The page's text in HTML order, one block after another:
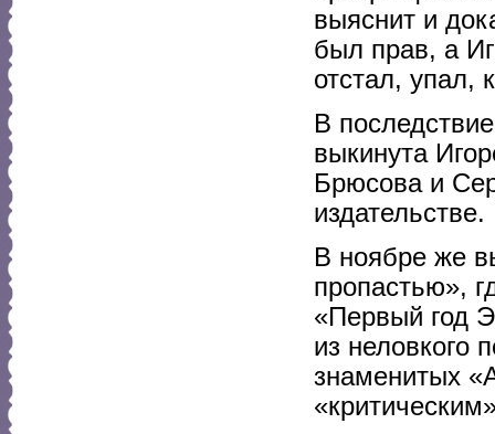
выяснит и
был прав, а
отстал, упал,
В
выкинута
Брюсова и
издательстве.
В ноябре же
пропастью»,
«Первый год
из неловкого
знаменитых